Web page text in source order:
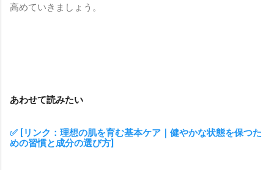
高めていきましょう。
あわせて読みたい
✅ [リンク：理想の肌を育む基本ケア｜健やかな状態を保つた
めの習慣と成分の選び方]